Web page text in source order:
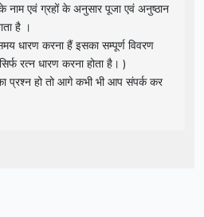
एवं ग्रहों के अनुसार पूजा एवं अनुष्ठान
है ।
धारण करना हैं इसका सम्पूर्ण विवरण
रत्न धारण करना होता है। )
प्रश्न हो तो आगे कभी भी आप संपर्क कर